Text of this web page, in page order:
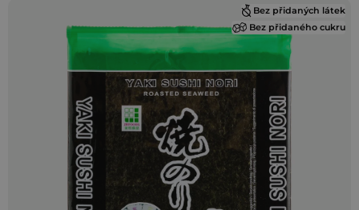
hvězdiček.
Bez přidaných látek
Bez přidaného cukru